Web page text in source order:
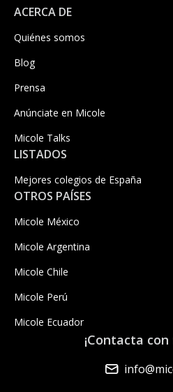
ACERCA DE
Quiénes somos
Blog
Prensa
Anúnciate en Micole
Micole Talks
LISTADOS
Mejores colegios de España
OTROS PAÍSES
Micole México
Micole Argentina
Micole Chile
Micole Perú
Micole Ecuador
¡Contacta